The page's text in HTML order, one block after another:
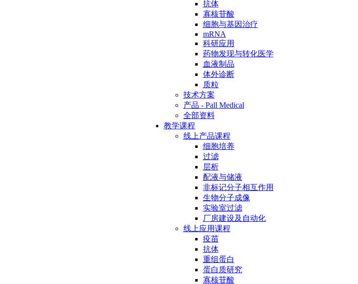
抗体
寡核苷酸
细胞与基因治疗
mRNA
科研应用
药物发现与转化医学
血液制品
体外诊断
质粒
技术方案
产品 - Pall Medical
全部资料
教学课程
线上产品课程
细胞培养
过滤
层析
配液与储液
非标记分子相互作用
生物分子成像
实验室过滤
厂房建设及自动化
线上应用课程
疫苗
抗体
重组蛋白
蛋白质研究
寡核苷酸